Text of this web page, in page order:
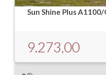
Sun Shine Plus A1100/
9.273,00